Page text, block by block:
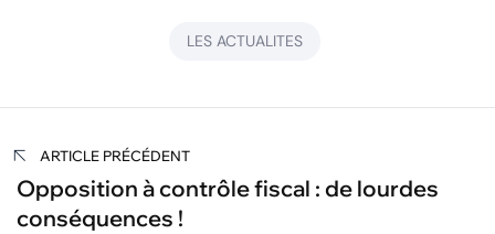
LES ACTUALITES
Navigation
de
ARTICLE PRÉCÉDENT
Opposition à contrôle fiscal : de lourdes
conséquences !